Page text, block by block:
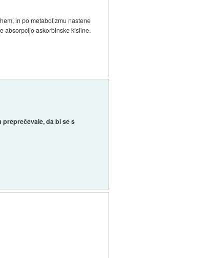
in po metabolizmu nastene
absorpcijo askorbinske kisline.
da bi se s